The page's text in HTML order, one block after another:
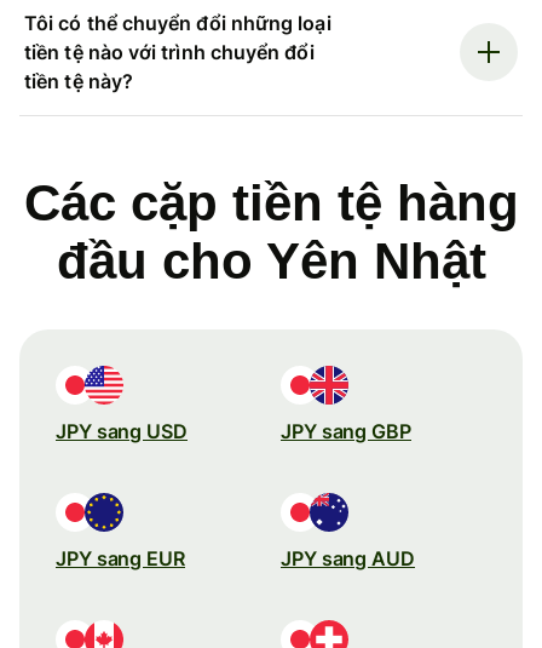
Tôi có thể chuyển đổi những loại
tiền tệ nào với trình chuyển đổi
tiền tệ này?
Các cặp tiền tệ hàng
đầu cho Yên Nhật
JPY sang USD JPY sang GBP
JPY sang EUR JPY sang AUD